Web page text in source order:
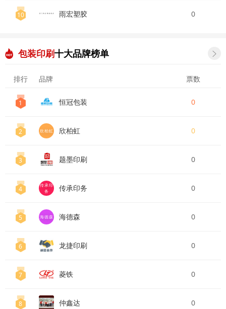
10 雨宏塑胶 0
包装印刷十大品牌榜单 
排行 品牌 票数
1 恒冠包装 0
2 欣柏虹 欣柏虹 0
3 题墨印刷 0
4
传承印
务
传承印务 0
5 海德森 海德森 0
6 龙捷印刷 0
7 菱铁 0
8 仲鑫达 0